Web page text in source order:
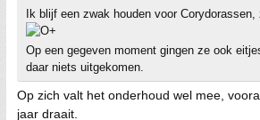
Ik blijf een zwak houden voor
Op een gegeven moment gingen ze ook
daar niets uitgekomen.
Op zich valt het onderhoud wel mee,
jaar draait.